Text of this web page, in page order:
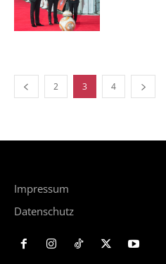
2 3 4
Impressum
Datenschutz